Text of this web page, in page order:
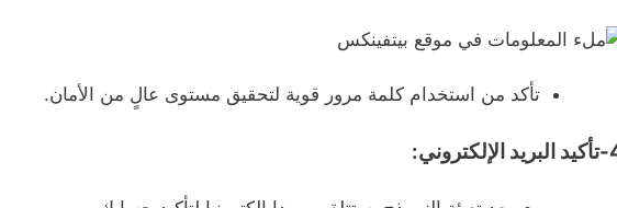
تأكد من استخدام كلمة مرور قوية لتحقيق مستوى عالٍ من الأمان.